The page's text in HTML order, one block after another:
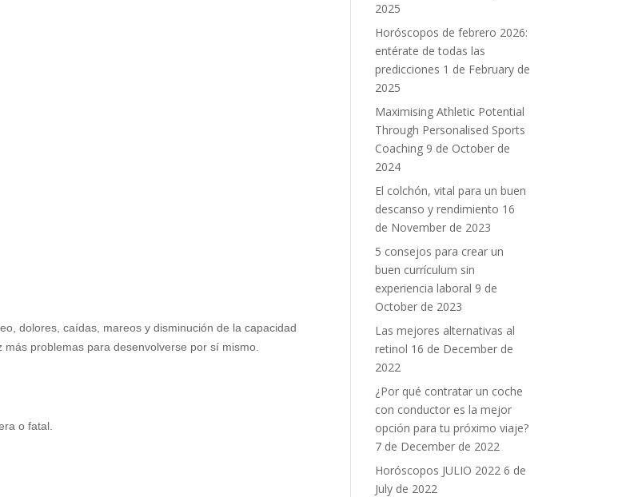
dolores, caídas, mareos y disminución de la capacidad
problemas para desenvolverse por sí mismo.
o fatal.
2025
Horóscopos de febrero 2026:
entérate de todas las
predicciones 1 de February de
2025
Maximising Athletic Potential
Through Personalised Sports
Coaching 9 de October de
2024
El colchón, vital para un buen
descanso y rendimiento 16
de November de 2023
5 consejos para crear un
buen currículum sin
experiencia laboral 9 de
October de 2023
Las mejores alternativas al
retinol 16 de December de
2022
¿Por qué contratar un coche
con conductor es la mejor
opción para tu próximo viaje?
7 de December de 2022
Horóscopos JULIO 2022 6 de
July de 2022